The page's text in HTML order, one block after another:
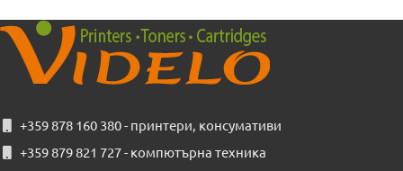
+359 878 160 380 - принтери, консумативи
+359 879 821 727 - компютърна техника